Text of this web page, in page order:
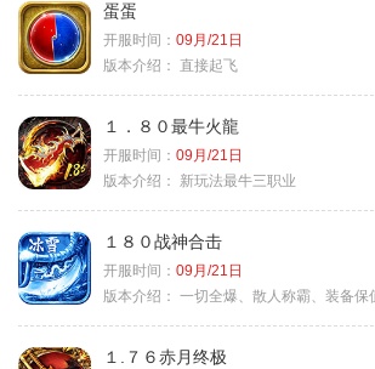
蛋蛋
开服时间： 09月/21日
版本介绍： 直接起飞
１．８０最牛火龍
开服时间： 09月/21日
版本介绍：
新玩法最牛三职业
１８０战神合击
开服时间： 09月/21日
版本介绍： 一切全爆、散人称霸、装备保值、
１.７６赤月终极